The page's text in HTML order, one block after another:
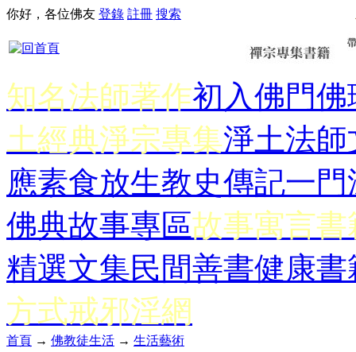
你好，各位佛友 登錄 註冊 搜索
知名法師著作初入佛門佛
土經典淨宗專集淨土法師
應素食放生教史傳記一門
佛典故事專區故事寓言書
精選文集民間善書健康書
方式戒邪淫網
首頁 → 佛教徒生活 → 生活藝術